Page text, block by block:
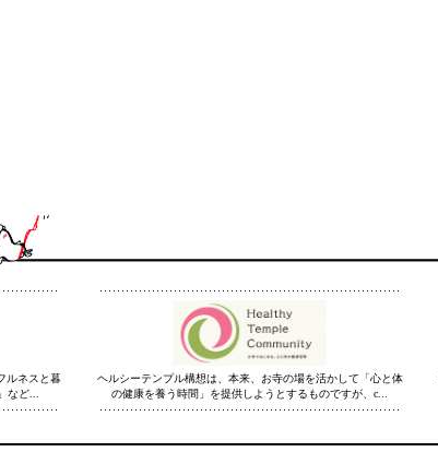
ルネスと暮
など...
ヘルシーテンプル構想は、本来、お寺の場を活かして「心と体
の健康を養う時間」を提供しようとするものですが、c...